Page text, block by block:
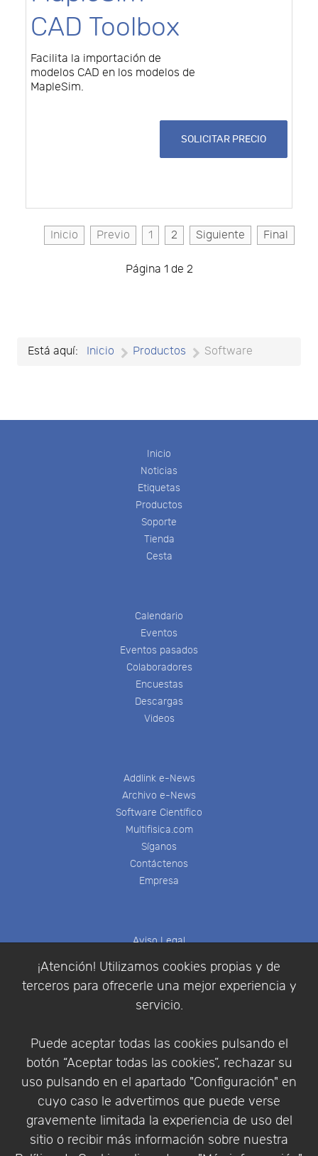
¡Atención! Utilizamos cookies propias y de
terceros para ofrecerle una mejor experiencia y
servicio.
Puede aceptar todas las cookies pulsando el
botón “Aceptar todas las cookies”, rechazar su
uso pulsando en el apartado "Configuración" en
cuyo caso le advertimos que puede verse
gravemente limitada la experiencia de uso del
sitio o recibir más información sobre nuestra
CAD Toolbox
Facilita la importación de
modelos CAD en los modelos de
MapleSim.
SOLICITAR PRECIO
Inicio Previo 1 2 Siguiente Final
Página 1 de 2
Está aquí: Inicio Productos Software
Inicio
Noticias
Etiquetas
Productos
Soporte
Tienda
Cesta
Calendario
Eventos
Eventos pasados
Colaboradores
Encuestas
Descargas
Videos
Addlink e-News
Archivo e-News
Software Científico
Multifisica.com
Síganos
Contáctenos
Empresa
Aviso Legal
Política de Privacidad
Condiciones de compra
Identificarse
Empresa|Aviso Legal| Política de Privacidad |
Política de Cookies
© Copyright 1994 - 2026. Addlink Software